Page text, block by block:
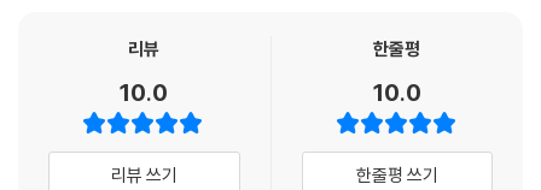
리뷰
10.0
리뷰 쓰기
한줄평
10.0
한줄평 쓰기